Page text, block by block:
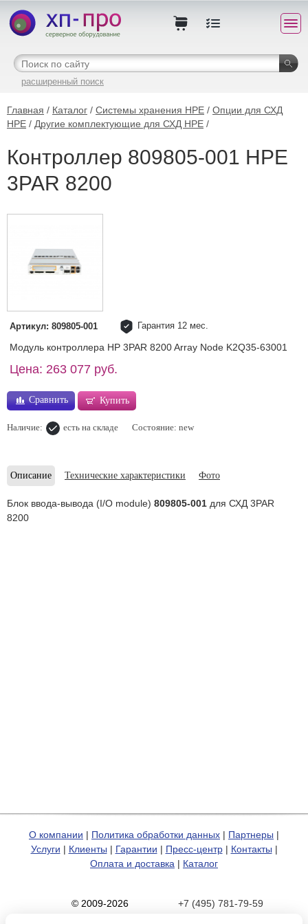
расширенный поиск
Главная / Каталог / Системы хранения HPE / Опции для СХД
HPE / Другие комплектующие для СХД HPE /
Контроллер 809805-001 HPE
3PAR 8200
Артикул: 809805-001 Гарантия 12 мес.
Модуль контроллера HP 3PAR 8200 Array Node K2Q35-63001
Цена: 263 077 руб.
Сравнить Купить
Наличие: есть на складе Состояние: new
Описание Технические характеристики Фото
Блок ввода-вывода (I/O module) 809805-001 для СХД 3PAR
8200
О компании | Политика обработки данных | Партнеры |
Услуги | Клиенты | Гарантии | Пресс-центр| Контакты |
Оплата и доставка | Каталог
© 2009-2026
+7 (495) 781-79-59